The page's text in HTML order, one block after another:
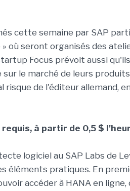
cette semaine par SAP
où seront organisés des
Focus prévoit aussi
le marché de leurs
risque de l'éditeur allemand,
à partir de 0,5 $
logiciel au SAP Labs de
éléments pratiques. En
accéder à HANA en ligne,